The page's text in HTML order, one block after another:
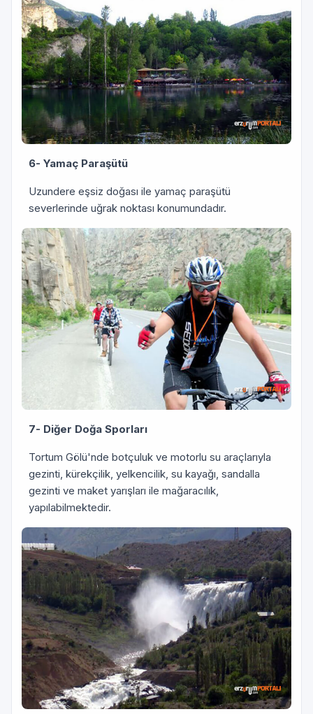
6- Yamaç Paraşütü
Uzundere eşsiz doğası ile yamaç paraşütü
severlerinde uğrak noktası konumundadır.
7- Diğer Doğa Sporları
Tortum Gölü'nde botçuluk ve motorlu su araçlarıyla
gezinti, kürekçilik, yelkencilik, su kayağı, sandalla
gezinti ve maket yarışları ile mağaracılık,
yapılabilmektedir.